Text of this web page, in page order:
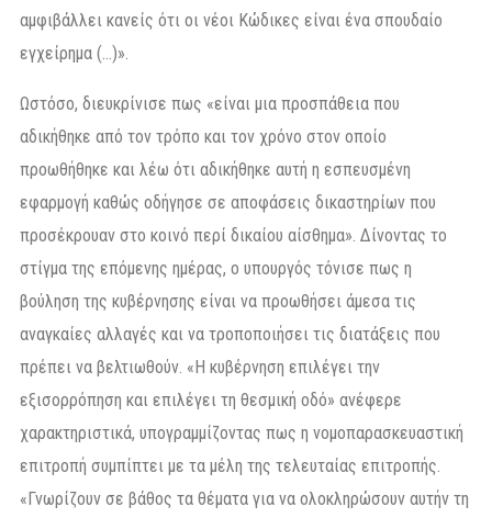
αμφιβάλλει κανείς ότι οι νέοι Κώδικες είναι ένα σπουδαίο
εγχείρημα (…)».
Ωστόσο, διευκρίνισε πως «είναι μια προσπάθεια που
αδικήθηκε από τον τρόπο και τον χρόνο στον οποίο
προωθήθηκε και λέω ότι αδικήθηκε αυτή η εσπευσμένη
εφαρμογή καθώς οδήγησε σε αποφάσεις δικαστηρίων που
προσέκρουαν στο κοινό περί δικαίου αίσθημα». Δίνοντας το
στίγμα της επόμενης ημέρας, ο υπουργός τόνισε πως η
βούληση της κυβέρνησης είναι να προωθήσει άμεσα τις
αναγκαίες αλλαγές και να τροποποιήσει τις διατάξεις που
πρέπει να βελτιωθούν. «Η κυβέρνηση επιλέγει την
εξισορρόπηση και επιλέγει τη θεσμική οδό» ανέφερε
χαρακτηριστικά, υπογραμμίζοντας πως η νομοπαρασκευαστική
επιτροπή συμπίπτει με τα μέλη της τελευταίας επιτροπής.
«Γνωρίζουν σε βάθος τα θέματα για να ολοκληρώσουν αυτήν τη